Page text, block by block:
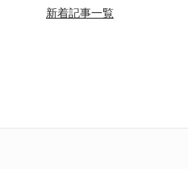
新着記事一覧